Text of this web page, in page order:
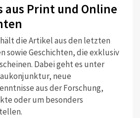
aus Print und Online
die Artikel aus den letzten
sowie Geschichten, die exklusiv
Dabei geht es unter
neue
aus der Forschung,
oder um besonders